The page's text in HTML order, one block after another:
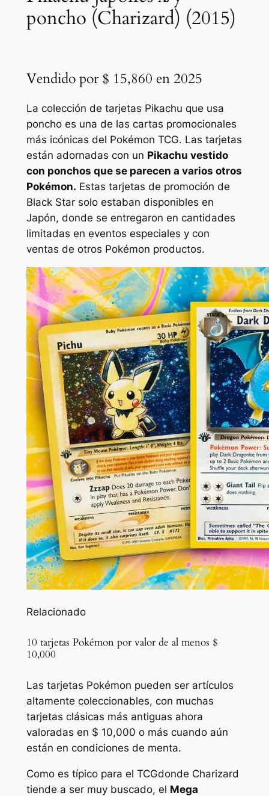
poncho (Charizard) (2015)
Vendido por $ 15,860 en 2025
La colección de tarjetas Pikachu que usa
poncho es una de las cartas promocionales
más icónicas del Pokémon TCG. Las tarjetas
están adornadas con un Pikachu vestido
con ponchos que se parecen a varios otros
Pokémon. Estas tarjetas de promoción de
Black Star solo estaban disponibles en
Japón, donde se entregaron en cantidades
limitadas en eventos especiales y con
ventas de otros Pokémon productos.
Relacionado
10 tarjetas Pokémon por valor de al menos $
10,000
Las tarjetas Pokémon pueden ser artículos
altamente coleccionables, con muchas
tarjetas clásicas más antiguas ahora
valoradas en $ 10,000 o más cuando aún
están en condiciones de menta.
Como es típico para el TCGdonde Charizard
tiende a ser muy buscado, el Mega